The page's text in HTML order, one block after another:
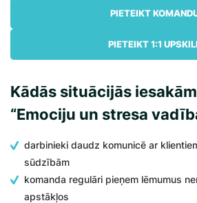
PIETEIKT
PIETEIKT 1:1
Kādās situācijās
“Emociju un stresa
darbinieki daudz komunicē ar
sūdzībām
komanda regulāri pieņem lēmumus
apstākļos